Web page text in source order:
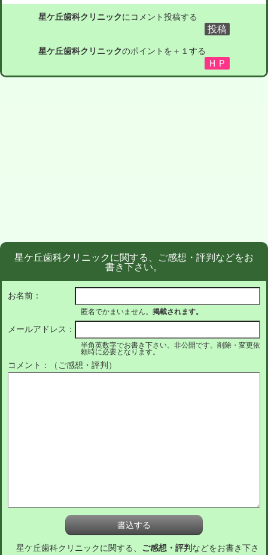
星ケ丘歯科クリニックにコメント投稿する
星ケ丘歯科クリニックのポイントを＋１する
星ケ丘歯科クリニックに関する、ご感想・評判などをお
書き下さい。
お名前：
匿名でかまいません。 掲載されます。
メールアドレス：
半角英数字でお書き下さい。非公開です。削除・変更依
頼時に必要となります。
コメント：（ご感想・評判）
星ケ丘歯科クリニックに関する、 ご感想・評判 などをお書き下さ